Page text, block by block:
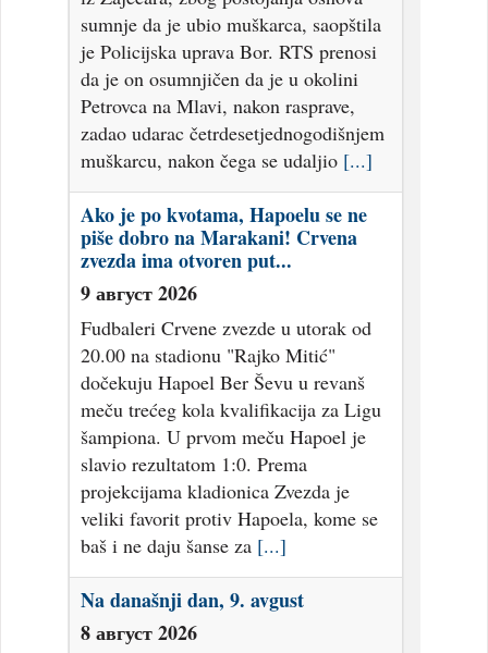
sumnje da je ubio muškarca, saopštila
je Policijska uprava Bor. RTS prenosi
da je on osumnjičen da je u okolini
Petrovca na Mlavi, nakon rasprave,
zadao udarac četrdesetjednogodišnjem
muškarcu, nakon čega se udaljio [...]
Ako je po kvotama, Hapoelu se ne
piše dobro na Marakani! Crvena
zvezda ima otvoren put...
9 август 2026
Fudbaleri Crvene zvezde u utorak od
20.00 na stadionu "Rajko Mitić"
dočekuju Hapoel Ber Ševu u revanš
meču trećeg kola kvalifikacija za Ligu
šampiona. U prvom meču Hapoel je
slavio rezultatom 1:0. Prema
projekcijama kladionica Zvezda je
veliki favorit protiv Hapoela, kome se
baš i ne daju šanse za [...]
Na današnji dan, 9. avgust
8 август 2026